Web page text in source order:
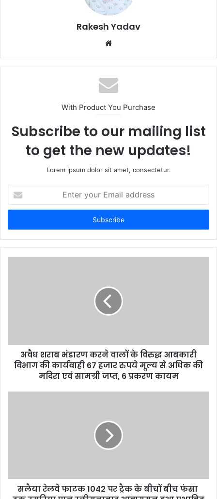
Rakesh Yadav
b
s
i
e
With Product You Purchase
Subscribe to our mailing list
to get the new updates!
Lorem ipsum dolor sit amet, consectetur.
t
r
y
s
अवैध शराब भंडारण करने वालों के विरुद्ध आबकारी
विभाग की कार्यवाही 67 हजार रुपये मूल्य से अधिक की
मदिरा एवं सामग्री जप्त, 6 प्रकरण कायम
सलैया रेलवे फाटक 1042 पर ट्रैक के बीचों बीच फंसा